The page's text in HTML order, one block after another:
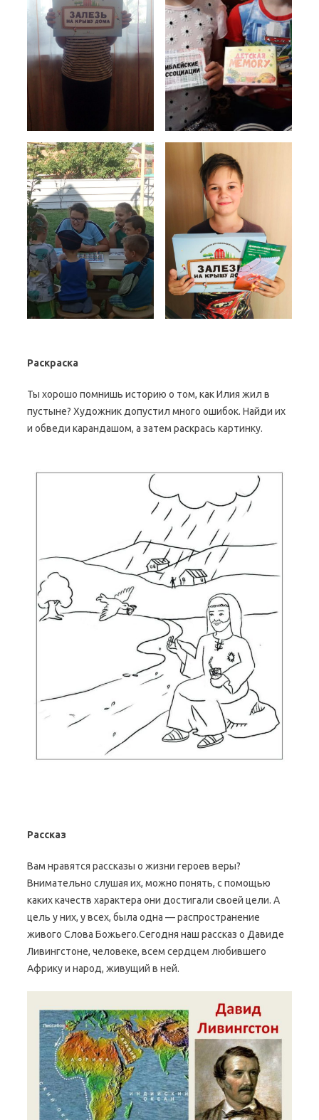
Раскраска
Ты хорошо помнишь историю о том, как Илия жил в
пустыне? Художник допустил много ошибок. Найди их
и обведи карандашом, а затем раскрась картинку.
Рассказ
Вам нравятся рассказы о жизни героев веры?
Внимательно слушая их, можно понять, с помощью
каких качеств характера они достигали своей цели. А
цель у них, у всех, была одна — распространение
живого Слова Божьего.Сегодня наш рассказ о Давиде
Ливингстоне, человеке, всем сердцем любившего
Африку и народ, живущий в ней.